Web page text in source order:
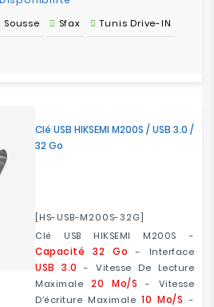
Sousse Sfax Tunis Drive-IN
Clé USB HIKSEMI M200S / USB 3.0 /
32 Go
[HS-USB-M200S-32G]
Clé USB HIKSEMI M200S -
Capacité 32 Go - Interface
USB 3.0 - Vitesse De Lecture
Maximale 20 Mo/s - Vitesse
D'écriture Maximale10 Mo/s -